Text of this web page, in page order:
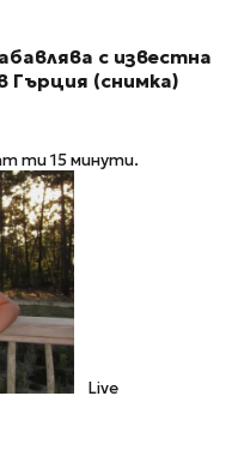
с известна
Гърция (снимка)
ти 15 минути.
Live